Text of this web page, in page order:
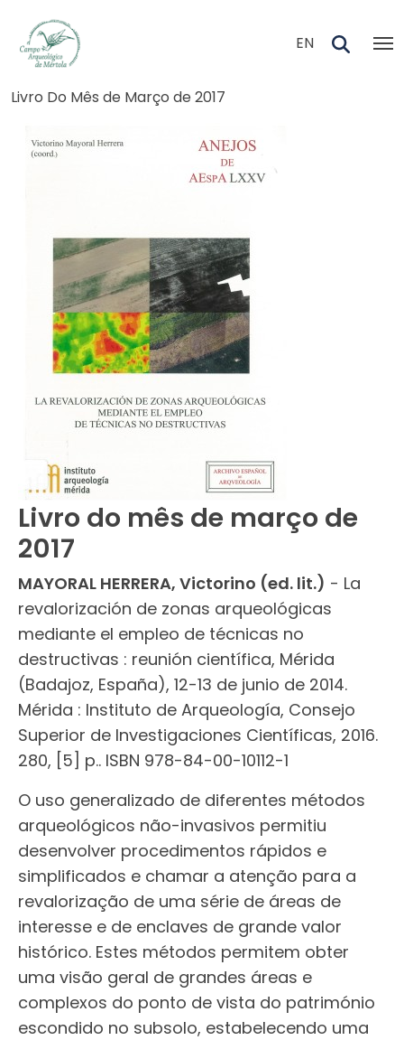
EN
Navegação estrutural
Livro Do Mês de Março de 2017
Livro do mês de março de
2017
MAYORAL HERRERA, Victorino (ed. lit.) - La
revalorización de zonas arqueológicas
mediante el empleo de técnicas no
destructivas : reunión científica, Mérida
(Badajoz, España), 12-13 de junio de 2014.
Mérida : Instituto de Arqueología, Consejo
Superior de Investigaciones Científicas, 2016.
280, [5] p.. ISBN 978-84-00-10112-1
O uso generalizado de diferentes métodos
arqueológicos não-invasivos permitiu
desenvolver procedimentos rápidos e
simplificados e chamar a atenção para a
revalorização de uma série de áreas de
interesse e de enclaves de grande valor
histórico. Estes métodos permitem obter
uma visão geral de grandes áreas e
complexos do ponto de vista do património
escondido no subsolo, estabelecendo uma